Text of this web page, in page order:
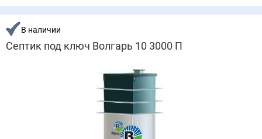
В наличии
Септик под ключ Волгарь 10 3000 П